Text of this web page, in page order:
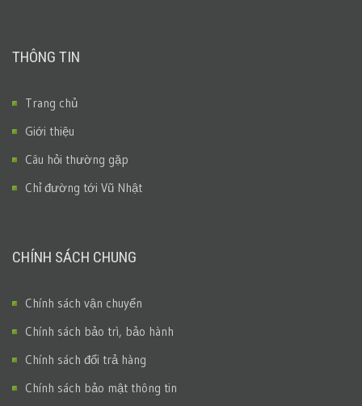
THÔNG TIN
Trang chủ
Giới thiệu
Câu hỏi thường gặp
Chỉ đường tới Vũ Nhật
CHÍNH SÁCH CHUNG
Chính sách vận chuyển
Chính sách bảo trì, bảo hành
Chính sách đổi trả hàng
Chính sách bảo mật thông tin